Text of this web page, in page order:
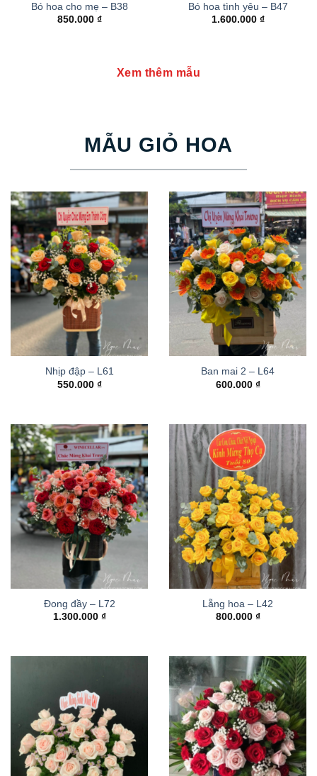
Bó hoa cho mẹ – B38
850.000 ₫
Bó hoa tình yêu – B47
1.600.000 ₫
Xem thêm mẫu
MẪU GIỎ HOA
Nhịp đập – L61
550.000 ₫
Ban mai 2 – L64
600.000 ₫
Đong đầy – L72
1.300.000 ₫
Lẵng hoa – L42
800.000 ₫